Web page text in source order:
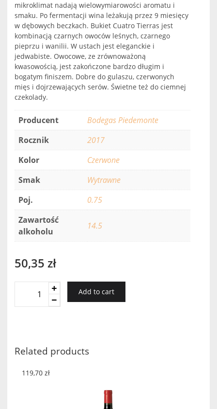
mikroklimat nadają wielowymiarowości aromatu i
smaku. Po fermentacji wina leżakują przez 9 miesięcy
w dębowych beczkach. Bukiet Cuatro Tierras jest
kombinacją czarnych owoców leśnych, czarnego
pieprzu i wanilii. W ustach jest eleganckie i
jedwabiste. Owocowe, ze zrównoważoną
kwasowością, jest zakończone bardzo długim i
bogatym finiszem. Dobre do gulaszu, czerwonych
mięs i dojrzewających serów. Świetne też do ciemnej
czekolady.
Producent
Bodegas Piedemonte
Rocznik
2017
Kolor
Czerwone
Smak
Wytrawne
Poj.
0.75
Zawartość
alkoholu
14.5
50,35 zł
Piedemonte
Cuatro
Add to cart
Related products
119,70 zł